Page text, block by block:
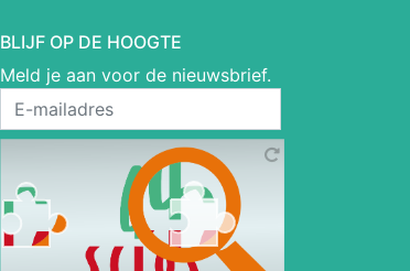
BLIJF OP DE HOOGTE
Meld je aan voor de nieuwsbrief.